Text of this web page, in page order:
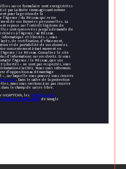
sur ce formulaire sont enregistrées
par La Boite Immo agissant comme
pour la gestion de la
/ du Réseau qui reste
de vos Données personnelles. La
repose sur l'intérêt légitime de
sont conservées jusqu'à demande de
à l'Agence / au Réseau.
informatique et libertés », vous
de rectification, d’effacement,
et de portabilité de vos données.
consentement à tout moment en
/ Le Réseau. Consultez le site
d’informations sur vos droits. Si vous
l'Agence / le Réseau, que vos
Libertés » ne sont pas respectés, vous
à la CNIL. Nous vous informons
d'opposition au démarchage
sur laquelle vous pouvez vous inscrire
. Dans le cadre de la protection
nous vous invitons à ne pas inscrire
le champ de saisie libre.
reCAPTCHA, lesPolitiques de
d'utilisationde Google